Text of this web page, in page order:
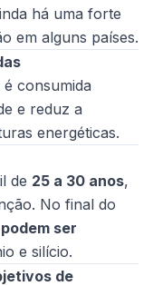
há uma forte
em alguns países.
consumida
e reduz a
energéticas.
de 25 a 30 anos,
No final do
ser
e silício.
de